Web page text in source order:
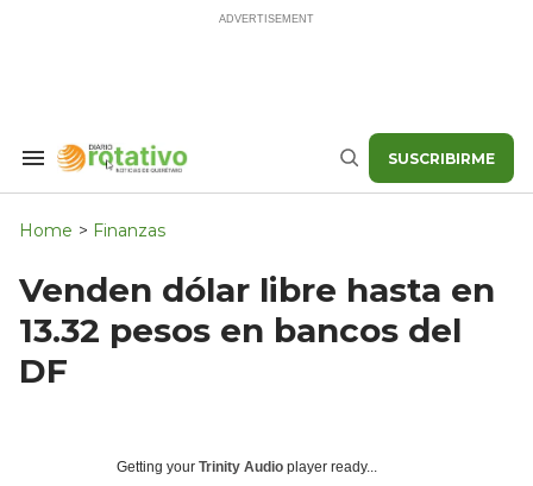
Search
Navigation
Buscar SUSCRIBIRME
Home > Finanzas
Venden dólar libre hasta en
13.32 pesos en bancos del
DF
Getting your Trinity Audio player ready...